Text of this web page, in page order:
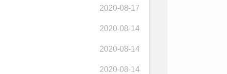
2020-08-17
2020-08-14
2020-08-14
2020-08-14